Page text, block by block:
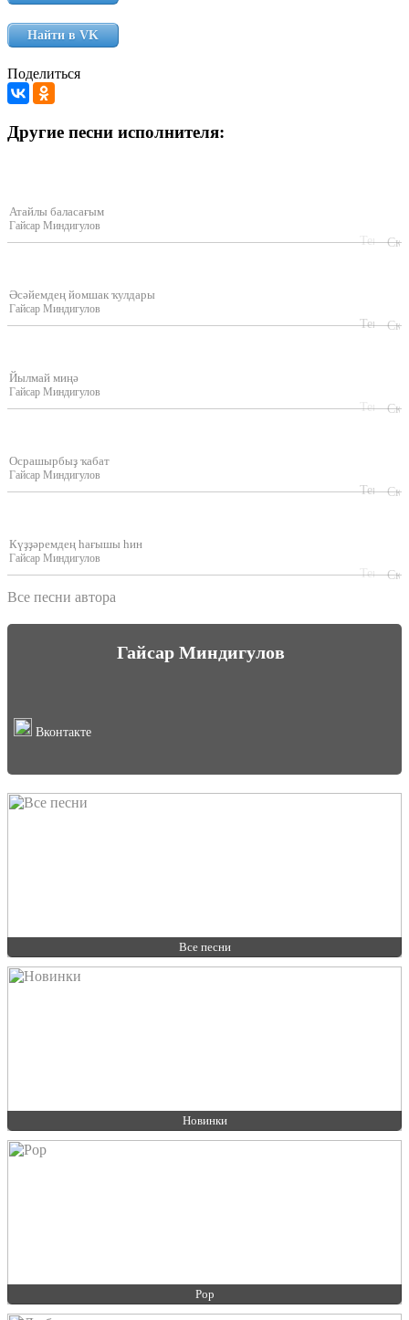
Найти в VK
Поделиться
Другие песни исполнителя:
Атайлы баласағым
Гайсар Миндигулов
Әсәйемдең йомшак ҡулдары
Гайсар Миндигулов
Йылмай миңә
Гайсар Миндигулов
Осрашырбыҙ ҡабат
Гайсар Миндигулов
Күҙҙәремдең hағышы һин
Гайсар Миндигулов
Все песни автора
Гайсар Миндигулов
Вконтакте
Все песни
Новинки
Pop